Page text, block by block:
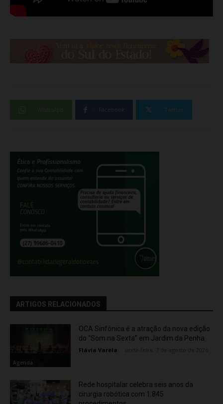
Facebook Twitter
ARTIGOS RELACIONADOS
Agenda
OCA Sinfônica é a atração da nova edição
do “Som na Sexta” em Jardim da Penha
Flávia Varela
Rede hospitalar celebra seis anos da
cirurgia robótica com 1.845